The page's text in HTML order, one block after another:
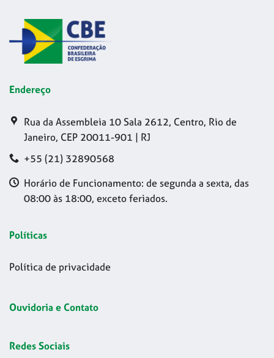
Endereço
Rua da Assembleia 10 Sala 2612, Centro, Rio de
Janeiro, CEP 20011-901 | RJ
+55 (21) 32890568
Horário de Funcionamento: de segunda a sexta, das
08:00 às 18:00, exceto feriados.
Políticas
Política de privacidade
Ouvidoria e Contato
Redes Sociais